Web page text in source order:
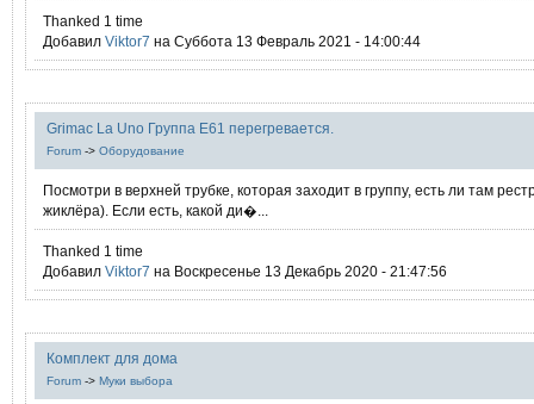
Thanked 1 time
Добавил Viktor7 на Суббота 13 Февраль 2021 - 14:00:44
Grimac La Uno Группа E61 перегревается.
Forum -> Оборудование
Посмотри в верхней трубке, которая заходит в группу, есть ли там
жиклёра). Если есть, какой ди�...
Thanked 1 time
Добавил Viktor7 на Воскресенье 13 Декабрь 2020 - 21:47:56
Комплект для дома
Forum -> Муки выбора